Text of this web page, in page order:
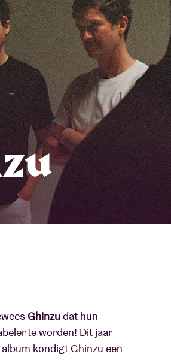
ABtv
Over AB
Contact
Ghinzudat hun
te worden! Dit jaar
kondigt Ghinzu een